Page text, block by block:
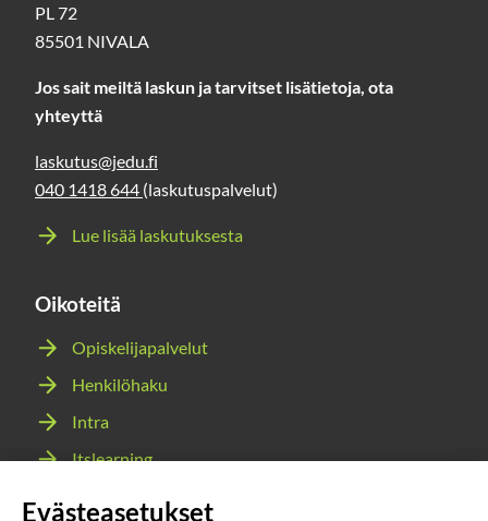
PL 72
85501 NIVALA
Jos sait meiltä laskun ja tarvitset lisätietoja, ota
yhteyttä
laskutus@jedu.fi
040 1418 644 (laskutuspalvelut)
Lue lisää laskutuksesta
Oikoteitä
Opiskelijapalvelut
Henkilöhaku
Intra
Itslearning
Evästeasetukset